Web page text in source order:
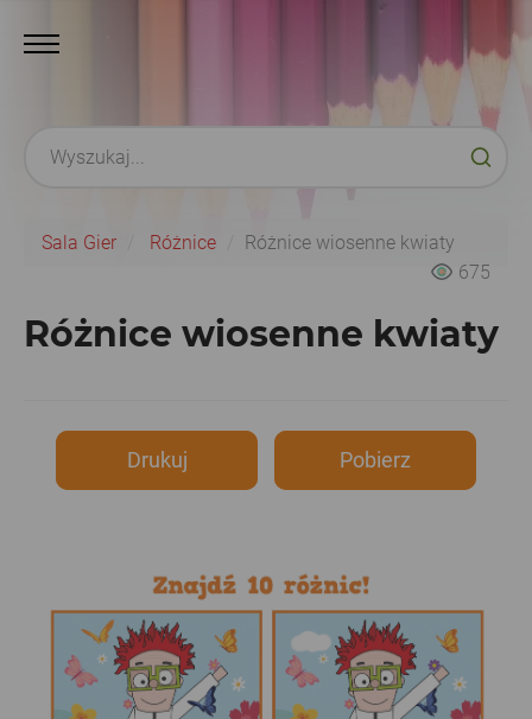
Sala Gier Różnice
Różnice wiosenne kwiaty
675
Różnice wiosenne kwiaty
Drukuj Pobierz